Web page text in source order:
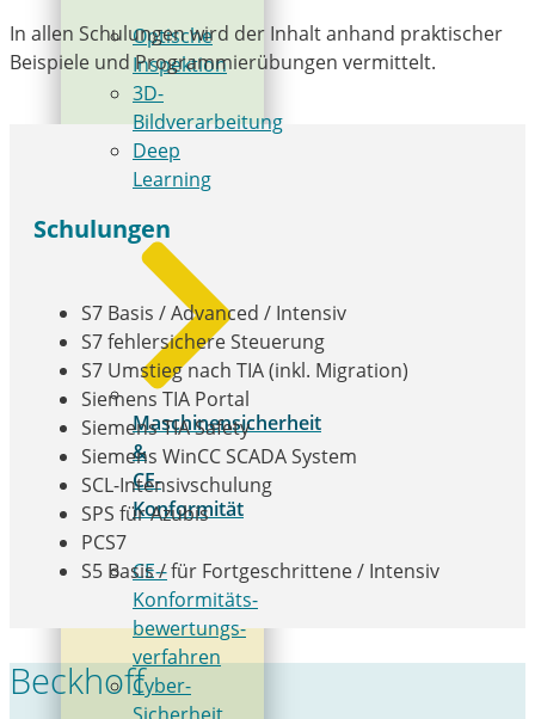
Optische
Inspektion
3D-
Bildverarbeitung
Deep
Learning
Maschinensicherheit
&
CE-
Konformität
CE-­
Konformitäts­
bewertungs­
verfahren
Cyber-
Sicherheit
In allen Schulungen wird der Inhalt anhand praktischer
Beispiele und Programmierübungen vermittelt.
Schulungen
S7 Basis / Advanced / Intensiv
S7 fehlersichere Steuerung
S7 Umstieg nach TIA (inkl. Migration)
Siemens TIA Portal
Siemens TIA Safety
Siemens WinCC SCADA System
SCL-Intensivschulung
SPS für Azubis
PCS7
S5 Basis / für Fortgeschrittene / Intensiv
Beckhoff